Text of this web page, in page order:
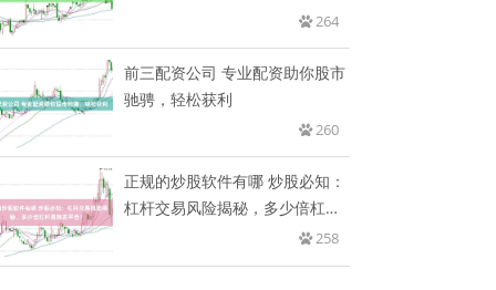
264
前三配资公司 专业配资助你股市
驰骋，轻松获利
260
正规的炒股软件有哪 炒股必知：
杠杆交易风险揭秘，多少倍杠杆
258